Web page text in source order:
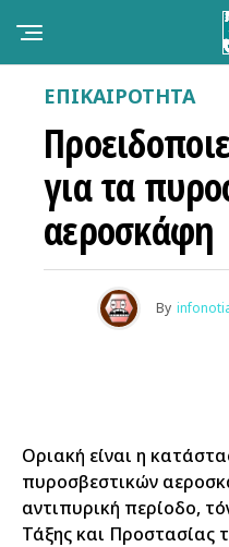
ΕΠΙΚΑΙΡΌΤΗΤΑ
για τα
αεροσκάφη
By
Οριακή είναι η
πυροσβεστικών
αντιπυρική περίοδο,
Τάξης και Προστασίας